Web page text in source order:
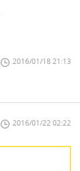
2016/01/18 21:13
2016/01/22 02:22